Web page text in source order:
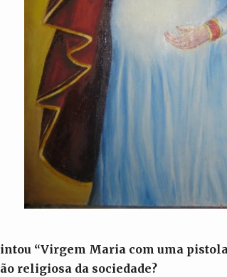
“Virgem Maria com uma
religiosa da sociedade?